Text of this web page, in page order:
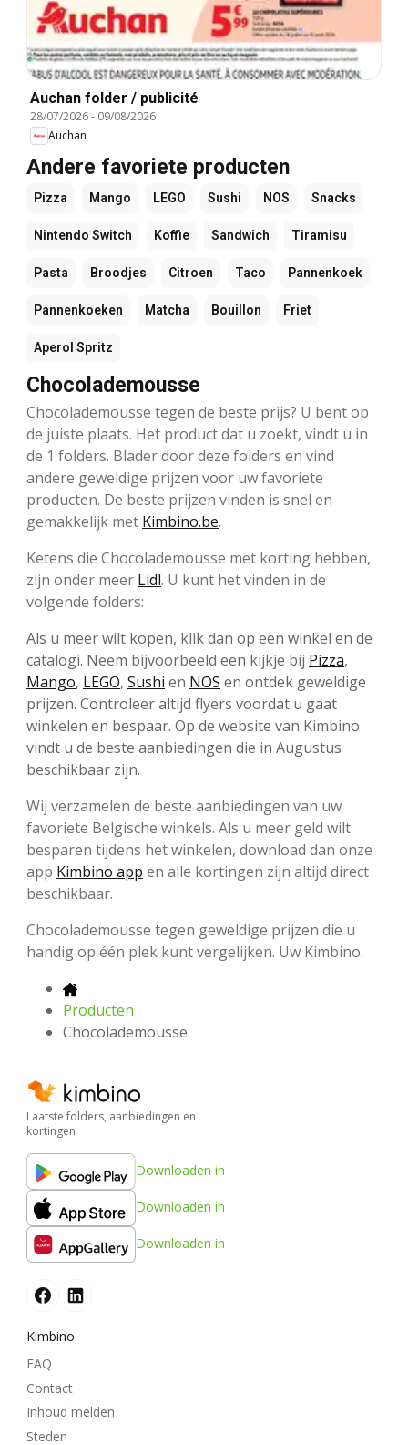
Auchan folder / publicité
28/07/2026- 09/08/2026
Auchan
Andere favoriete producten
Pizza Mango LEGO Sushi NOS Snacks
Nintendo Switch Koffie Sandwich Tiramisu
Pasta Broodjes Citroen Taco Pannenkoek
Pannenkoeken Matcha Bouillon Friet
Aperol Spritz
Chocolademousse
Chocolademousse tegen de beste prijs? U bent op
de juiste plaats. Het product dat u zoekt, vindt u in
de 1 folders. Blader door deze folders en vind
andere geweldige prijzen voor uw favoriete
producten. De beste prijzen vinden is snel en
gemakkelijk met Kimbino.be.
Ketens die Chocolademousse met korting hebben,
zijn onder meer Lidl. U kunt het vinden in de
volgende folders:
Als u meer wilt kopen, klik dan op een winkel en de
catalogi. Neem bijvoorbeeld een kijkje bij Pizza,
Mango, LEGO, Sushi en NOS en ontdek geweldige
prijzen. Controleer altijd flyers voordat u gaat
winkelen en bespaar. Op de website van Kimbino
vindt u de beste aanbiedingen die in Augustus
beschikbaar zijn.
Wij verzamelen de beste aanbiedingen van uw
favoriete Belgische winkels. Als u meer geld wilt
besparen tijdens het winkelen, download dan onze
app Kimbino app en alle kortingen zijn altijd direct
beschikbaar.
Chocolademousse tegen geweldige prijzen die u
handig op één plek kunt vergelijken. Uw Kimbino.
Producten
Chocolademousse
Laatste folders, aanbiedingen en
kortingen
Downloaden in
Downloaden in
Downloaden in
Kimbino
FAQ
Contact
Inhoud melden
Steden